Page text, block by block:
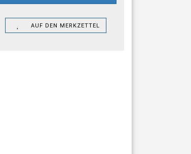
AUF DEN MERKZETTEL